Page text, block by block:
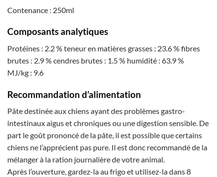
Contenance : 250ml
Composants analytiques
Protéines : 2.2 % teneur en matières grasses : 23.6 % fibres
brutes : 2.9 % cendres brutes : 1.5 % humidité : 63.9 %
MJ/kg : 9.6
Recommandation d’alimentation
Pâte destinée aux chiens ayant des problèmes gastro-
intestinaux aigus et chroniques ou une digestion sensible. De
part le goût prononcé de la pâte, il est possible que certains
chiens ne l’apprécient pas pure. Il est donc recommandé de la
mélanger à la ration journalière de votre animal.
Après l’ouverture, gardez-la au frigo et utilisez-la dans 8